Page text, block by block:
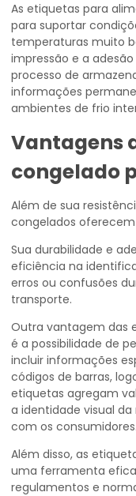
As etiquetas para
para suportar
temperaturas muito
impressão e a
processo de
informações
ambientes de frio
Vantagens
congelado
Além de sua
congelados
Sua durabilidade e
eficiência na
erros ou confusões
transporte.
Outra vantagem das
é a possibilidade de
incluir informações
códigos de barras,
etiquetas agregam
a identidade visual
com os consumidores.
Além disso, as
uma ferramenta
regulamentos e